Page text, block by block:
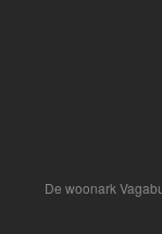
De woonark